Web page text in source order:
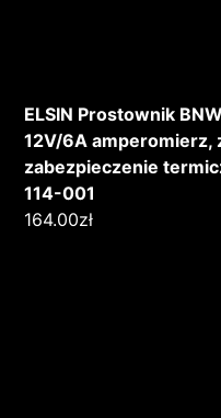
ELSIN Prostownik
12V/6A amperomierz,
zabezpieczenie
114-001
164.00zł